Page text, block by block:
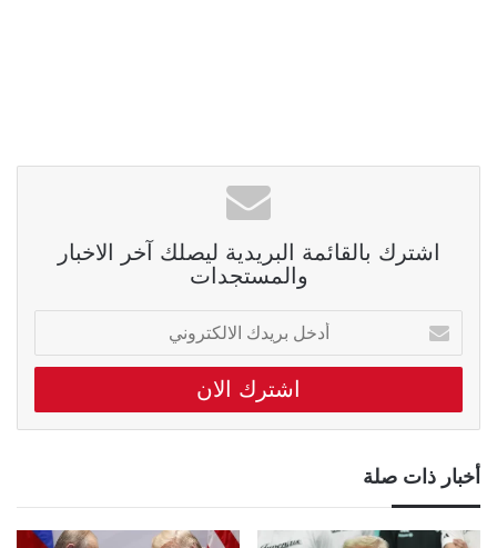
اشترك بالقائمة البريدية ليصلك آخر الاخبار
والمستجدات
أدخل
بريدك
الالكتروني
أخبار ذات صلة